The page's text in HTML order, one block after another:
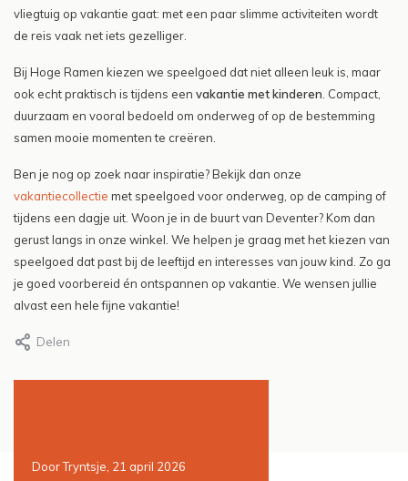
vliegtuig op vakantie gaat: met een paar slimme activiteiten wordt
de reis vaak net iets gezelliger.
Bij Hoge Ramen kiezen we speelgoed dat niet alleen leuk is, maar
ook echt praktisch is tijdens een vakantie met kinderen . Compact,
duurzaam en vooral bedoeld om onderweg of op de bestemming
samen mooie momenten te creëren.
Ben je nog op zoek naar inspiratie? Bekijk dan onze
vakantiecollectie met speelgoed voor onderweg, op de camping of
tijdens een dagje uit. Woon je in de buurt van Deventer? Kom dan
gerust langs in onze winkel. We helpen je graag met het kiezen van
speelgoed dat past bij de leeftijd en interesses van jouw kind. Zo ga
je goed voorbereid én ontspannen op vakantie. We wensen jullie
alvast een hele fijne vakantie!
Delen
Door Tryntsje, 21 april 2026